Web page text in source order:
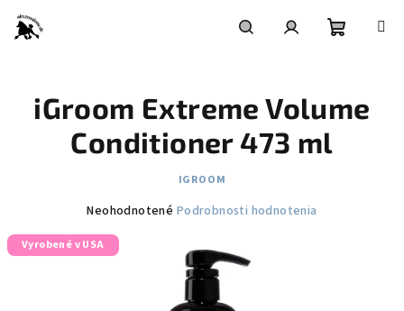
obsah
košík
iGroom Extreme Volume
Conditioner 473 ml
IGROOM
Priemerné
produktu
Neohodnotené Podrobnosti hodnotenia
Vyrobené v USA